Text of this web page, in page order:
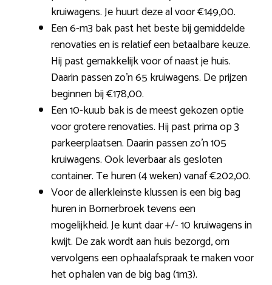
kruiwagens. Je huurt deze al voor €149,00.
Een 6-m3 bak past het beste bij gemiddelde
renovaties en is relatief een betaalbare keuze.
Hij past gemakkelijk voor of naast je huis.
Daarin passen zo’n 65 kruiwagens. De prijzen
beginnen bij €178,00.
Een 10-kuub bak is de meest gekozen optie
voor grotere renovaties. Hij past prima op 3
parkeerplaatsen. Daarin passen zo’n 105
kruiwagens. Ook leverbaar als gesloten
container. Te huren (4 weken) vanaf €202,00.
Voor de allerkleinste klussen is een big bag
huren in Bornerbroek tevens een
mogelijkheid. Je kunt daar +/- 10 kruiwagens in
kwijt. De zak wordt aan huis bezorgd, om
vervolgens een ophaalafspraak te maken voor
het ophalen van de big bag (1m3).